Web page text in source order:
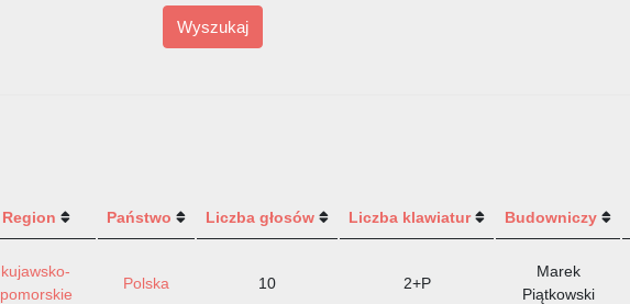
Wyszukaj
Region Państwo Liczba głosów Liczba klawiatur Budowniczy
kujawsko-
pomorskie
Polska 10 2+P
Marek
Piątkowski